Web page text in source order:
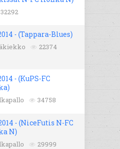
32292
- (Tappara-Blues)
22374
- (KuPS-FC
34758
- (NiceFutis N-FC
N)
29999